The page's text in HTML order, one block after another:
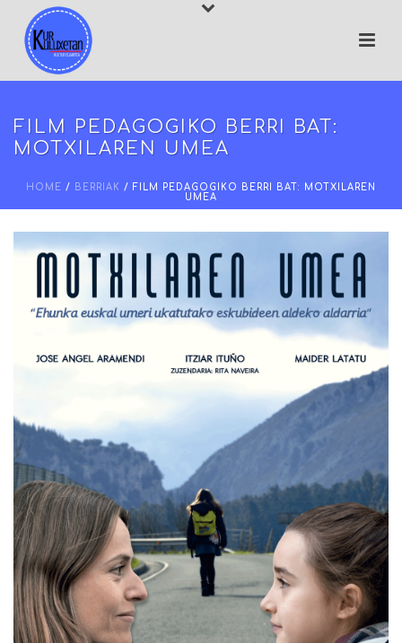
FILM PEDAGOGIKO BERRI BAT:
MOTXILAREN UMEA
HOME / BERRIAK / FILM PEDAGOGIKO BERRI BAT: MOTXILAREN
UMEA